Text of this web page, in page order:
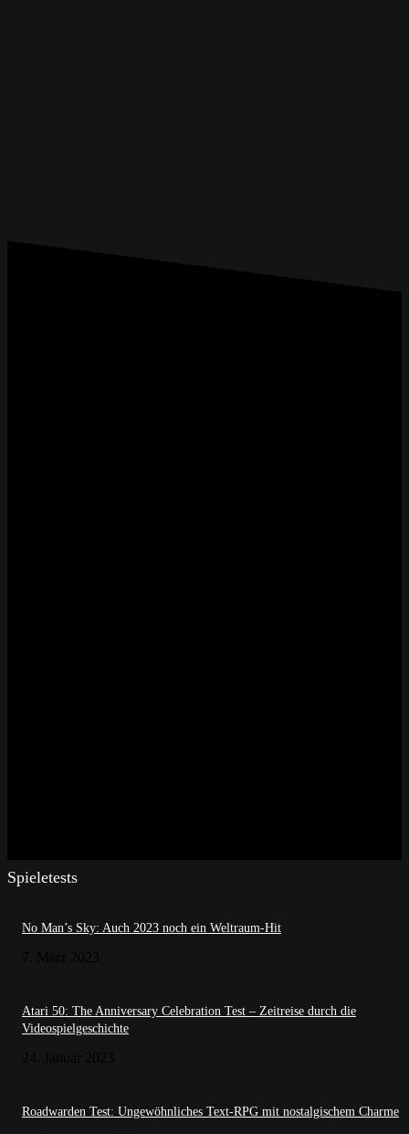
Spieletests
No Man’s Sky: Auch 2023 noch ein Weltraum-Hit
Atari 50: The Anniversary Celebration Test – Zeitreise durch die
Videospielgeschichte
Roadwarden Test: Ungewöhnliches Text-RPG mit nostalgischem Charme